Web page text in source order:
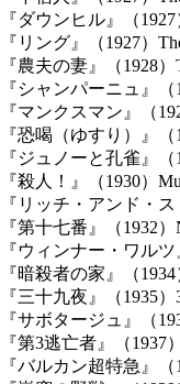
『ダウンヒル』（
『リング』（1927）
『農夫の妻』（1928）
『シャンパーニュ』（
『マンクスマン』（
『恐喝（ゆすり）』（
『ジュノーと孔雀』（
『殺人！』（1930）
『リッチ・アンド・
『第十七番』（1932）
『ウィンナー・ワルツ
『暗殺者の家』（
『三十九夜』（1935）
『サボタージュ』（
『第3逃亡者』（1937
『バルカン超特急』（